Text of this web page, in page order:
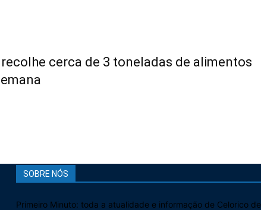
cerca de 3 toneladas de alimentos
SOBRE NÓS
Primeiro Minuto: toda a atualidade e informação de Celorico de